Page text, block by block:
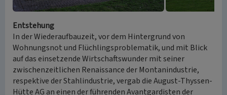
Entstehung
In der Wiederaufbauzeit, vor dem Hintergrund von
Wohnungsnot und Flüchlingsproblematik, und mit Blick
auf das einsetzende Wirtschaftswunder mit seiner
zwischenzeitlichen Renaissance der Montanindustrie,
respektive der Stahlindustrie, vergab die August-Thyssen-
Hütte AG an einen der führenden Avantgardisten der